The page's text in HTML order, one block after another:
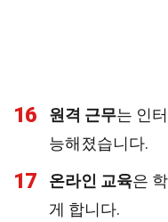
16 원격 근무는 인
능해졌습니다.
17 온라인 교육은
게 합니다.